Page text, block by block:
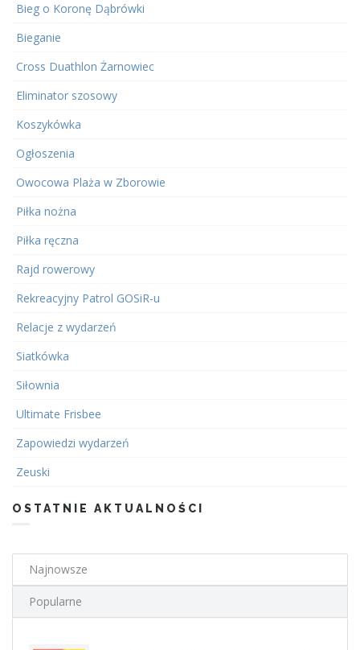
Bieg o Koronę Dąbrówki
Bieganie
Cross Duathlon Żarnowiec
Eliminator szosowy
Koszykówka
Ogłoszenia
Owocowa Plaża w Zborowie
Piłka nożna
Piłka ręczna
Rajd rowerowy
Rekreacyjny Patrol GOSiR-u
Relacje z wydarzeń
Siatkówka
Siłownia
Ultimate Frisbee
Zapowiedzi wydarzeń
Zeuski
OSTATNIE AKTUALNOŚCI
Najnowsze
Popularne